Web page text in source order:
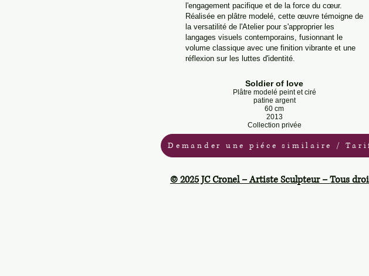
l'engagement pacifique et de la force du cœur.
Réalisée en plâtre modelé, cette œuvre témoigne de
la versatilité de l'Atelier pour s'approprier les
langages visuels contemporains, fusionnant le
volume classique avec une finition vibrante et une
réflexion sur les luttes d'identité.
Soldier of love
Plâtre modelé peint et ciré
patine argent
60 cm
2013
Collection privée
Demander une piéce similaire /
© 2025 JC Cronel – Artiste Sculpteur – Tous